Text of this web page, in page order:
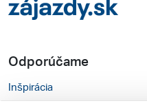
Odporúčame
Inšpirácia